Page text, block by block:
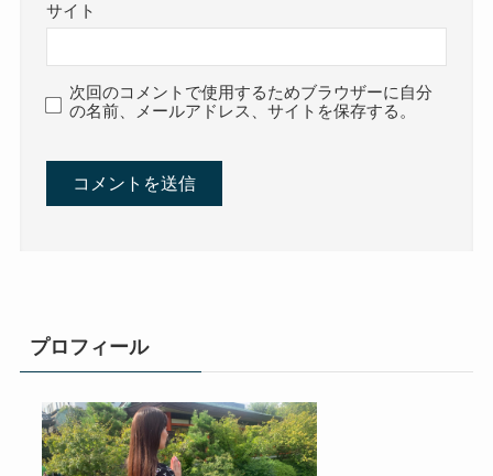
サイト
次回のコメントで使用するためブラウザーに自分
の名前、メールアドレス、サイトを保存する。
プロフィール